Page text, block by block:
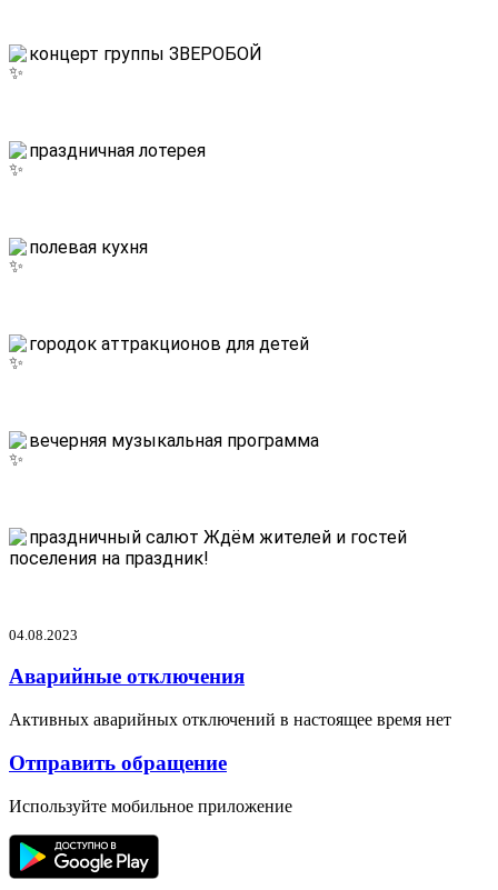
концерт группы ЗВЕРОБОЙ
праздничная лотерея
полевая кухня
городок аттракционов для детей
вечерняя музыкальная программа
праздничный салют Ждём жителей и гостей
поселения на праздник!
04.08.2023
Аварийные отключения
Активных аварийных отключений в настоящее время нет
Отправить обращение
Используйте мобильное приложение